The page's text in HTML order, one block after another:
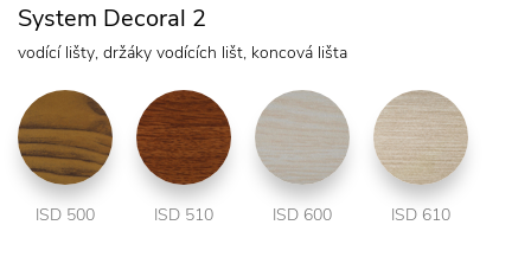
System Decoral 2
vodící lišty, držáky vodících lišt, koncová lišta
ISD 500 ISD 510 ISD 600 ISD 610